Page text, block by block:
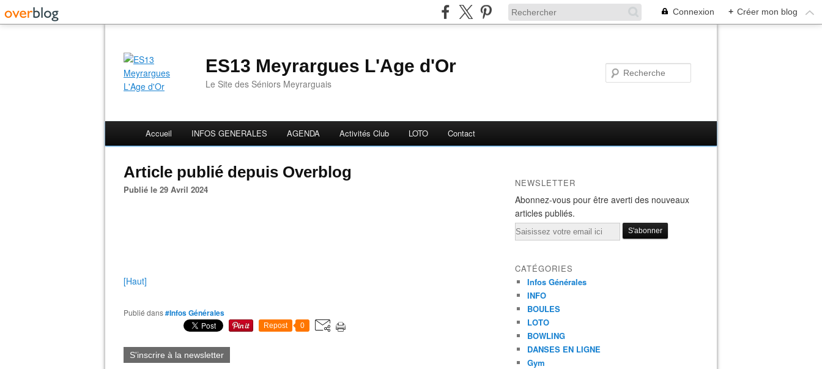
Connexion + Créer mon blog
ES13 Meyrargues L'Age d'Or
Le Site des Séniors Meyrarguais
Accueil INFOS GENERALES AGENDA Activités Club LOTO Contact
Article publié depuis Overblog
Publié le 29 Avril 2024
[Haut]
Publié dans#Infos Générales
Repost 0
S'inscrire à la newsletter
NEWSLETTER
Abonnez-vous pour être averti des nouveaux
articles publiés.
Email
CATÉGORIES
Infos Générales
INFO
BOULES
LOTO
BOWLING
DANSES EN LIGNE
Gym